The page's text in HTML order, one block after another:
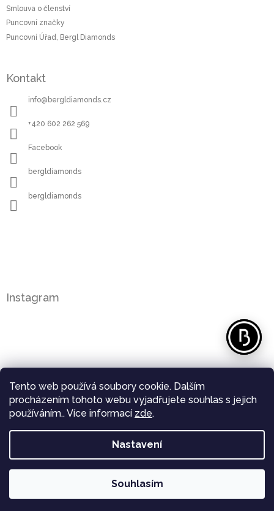
Tento web používá soubory cookie. Dalším
procházením tohoto webu vyjadřujete souhlas s jejich
používáním.. Více informací zde.
Nastavení
Souhlasím
Smlouva o členství
Puncovní značky
Puncovní Úřad, Bergl Diamonds
Kontakt
info@ bergldiamonds.cz
+420 602 262 569
Facebook
bergldiamonds
bergldiamonds
Instagram
Sledovat na Instagramu
Copyright 2026Bergl Diamonds
vyhrazena.